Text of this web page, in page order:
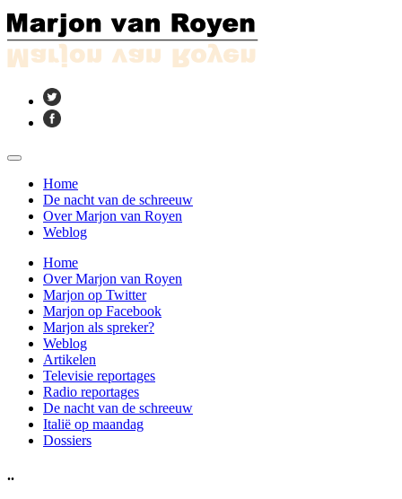
Home
De nacht van de schreeuw
Over Marjon van Royen
Weblog
Home
Over Marjon van Royen
Marjon op Twitter
Marjon op Facebook
Marjon als spreker?
Weblog
Artikelen
Televisie reportages
Radio reportages
De nacht van de schreeuw
Italië op maandag
Dossiers
..